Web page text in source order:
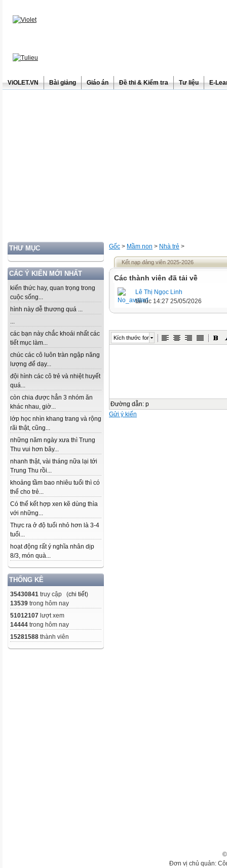
ViOLET.VN Bài giảng Giáo án Đề thi & Kiểm tra Tư liệu E-
THƯ MỤC
CÁC Ý KIẾN MỚI NHẤT
kiến thức hay, quan trọng trong
cuộc sống...
hình này dễ thương quá ...
...
các bạn này chắc khoái nhất các
tiết mục làm...
chúc các cô luôn tràn ngập năng
lượng để dạy...
đội hình các cô trẻ và nhiệt huyết
quá...
còn chia được hẳn 3 nhóm ăn
khác nhau, giờ...
lớp học nhìn khang trang và rộng
rãi thật, cũng...
những năm ngày xưa thì Trung
Thu vui hơn bây...
nhanh thật, vài tháng nữa lại tới
Trung Thu rồi...
khoảng tầm bao nhiêu tuổi thì có
thể cho trẻ...
Có thể kết hợp xen kẽ dùng thìa
với những...
Thực ra ở độ tuổi nhỏ hơn là 3-4
tuổi...
hoạt động rất ý nghĩa nhân dịp
8/3, món quà...
THỐNG KÊ
35430841 truy cập (chi tiết)
13539 trong hôm nay
51012107 lượt xem
14444 trong hôm nay
15281588 thành viên
Gốc > Mầm non > Nhà trẻ >
Kết nạp đảng viên 2025-2026
Các thành viên đã tải về
Lê Thị Ngọc Linh
tải lúc 14:27 25/05/2026
Kích thước font
Đường dẫn: p
Gửi ý kiến
Đơn vị chủ quản: